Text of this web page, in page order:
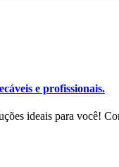
e profissionais.
ideais para você!